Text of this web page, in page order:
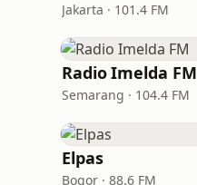
Jakarta · 101.4 FM
Radio Imelda FM
Semarang · 104.4 FM
Elpas
Bogor · 88.6 FM